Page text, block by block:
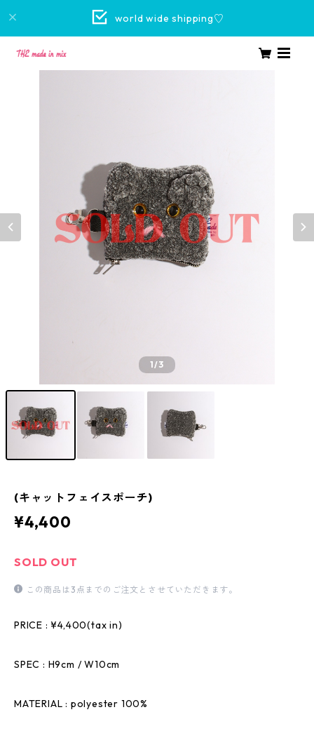
world wide shipping♡
1/3
(キャットフェイスポーチ)
¥4,400
SOLD OUT
この商品は3点までのご注文とさせていただきます。
PRICE : ¥4,400(tax in)
SPEC : H9cm / W10cm
MATERIAL : polyester 100%